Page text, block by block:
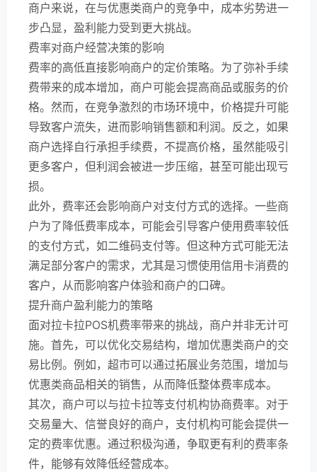
商户来说，在与优惠类商户的竞争中，成本劣势进一
步凸显，盈利能力受到更大挑战。
费率对商户经营决策的影响
费率的高低直接影响商户的定价策略。为了弥补手续
费带来的成本增加，商户可能会提高商品或服务的价
格。然而，在竞争激烈的市场环境中，价格提升可能
导致客户流失，进而影响销售额和利润。反之，如果
商户选择自行承担手续费，不提高价格，虽然能吸引
更多客户，但利润会被进一步压缩，甚至可能出现亏
损。
此外，费率还会影响商户对支付方式的选择。一些商
户为了降低费率成本，可能会引导客户使用费率较低
的支付方式，如二维码支付等。但这种方式可能无法
满足部分客户的需求，尤其是习惯使用信用卡消费的
客户，从而影响客户体验和商户的口碑。
提升商户盈利能力的策略
面对拉卡拉POS机费率带来的挑战，商户并非无计可
施。首先，可以优化交易结构，增加优惠类商户的交
易比例。例如，超市可以通过拓展业务范围，增加与
优惠类商品相关的销售，从而降低整体费率成本。
其次，商户可以与拉卡拉等支付机构协商费率。对于
交易量大、信誉良好的商户，支付机构可能会提供一
定的费率优惠。通过积极沟通，争取更有利的费率条
件，能够有效降低经营成本。